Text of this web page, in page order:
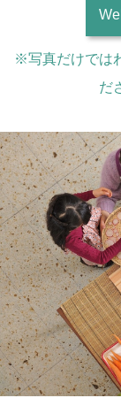
※写真だけでは
だ